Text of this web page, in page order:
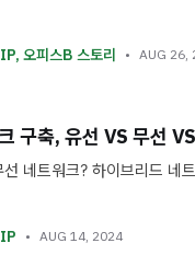
, 오피스B 스토리 AUG 26,
구축, 유선 VS 무선
네트워크? 하이브리드 네
AUG 14, 2024